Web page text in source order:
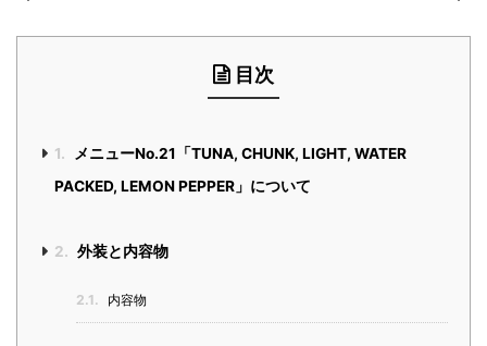
目次
1.
メニューNo.21「TUNA, CHUNK, LIGHT, WATER
PACKED, LEMON PEPPER」について
2. 外装と内容物
2.1. 内容物